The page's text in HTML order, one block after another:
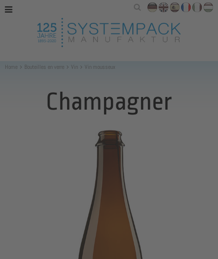
Home Bouteilles en verre Vin Vin mousseux
Champagner